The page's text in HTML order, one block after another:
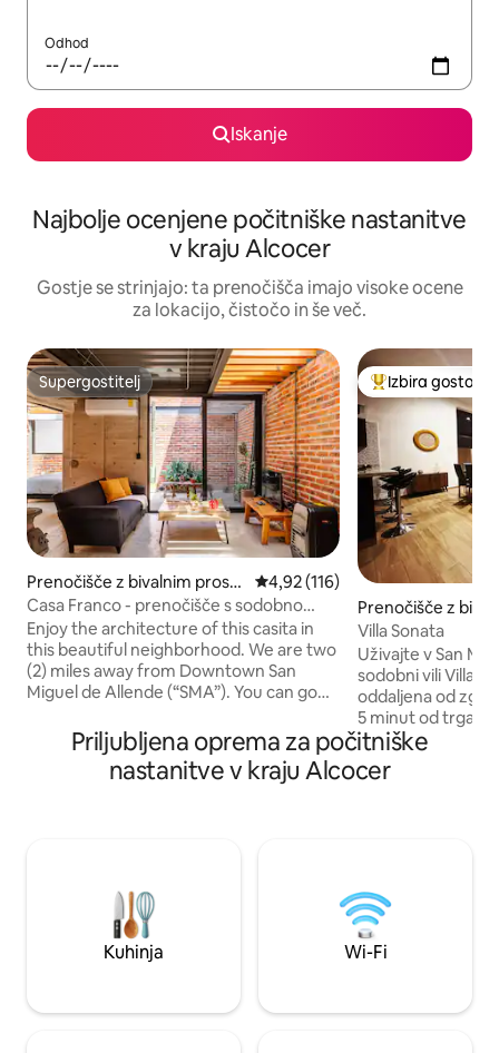
Odhod
Iskanje
Najbolje ocenjene počitniške nastanitve
v kraju Alcocer
Gostje se strinjajo: ta prenočišča imajo visoke ocene
za lokacijo, čistočo in še več.
Supergostitelj
Supergostitelj
Prenočišče z bivalnim prosto
rom v mestu San Miguel de
Allende
Povprečna ocena: 4,92 od 5, št.
4,92 (116)
Casa Franco - prenočišče s sodobno
arhitekturo in klimatsko napravo
Enjoy the architecture of this casita in
this beautiful neighborhood. We are two
(2) miles away from Downtown San
Miguel de Allende (“SMA”). You can go
come to relax in this quiet
neighborhood. You will surely be able to
disconnect and relax. There are several
Najbolj
Izbira gostov
Prenočišče z
rom v mestu San
Allende
Villa Sonata
Uživajte v San
sodobni vili Villa
oddaljena od
5 minut od trga
stop 🛡️ varnost za
Hiter in
🍴 Opremljena
dobro lociran
skupine ali
Priljubljena oprema za počitniške
nastanitve v kraju Alcocer
Kuhinja Wi-Fi